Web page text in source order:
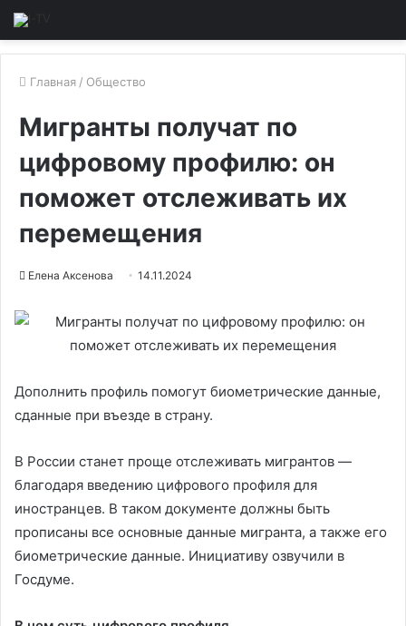
Главная / Общество
Мигранты получат по
цифровому профилю: он
поможет отслеживать их
перемещения
Елена Аксенова 14.11.2024
Дополнить профиль помогут биометрические данные,
сданные при въезде в страну.
В России станет проще отслеживать мигрантов —
благодаря введению цифрового профиля для
иностранцев. В таком документе должны быть
прописаны все основные данные мигранта, а также его
биометрические данные. Инициативу озвучили в
Госдуме.